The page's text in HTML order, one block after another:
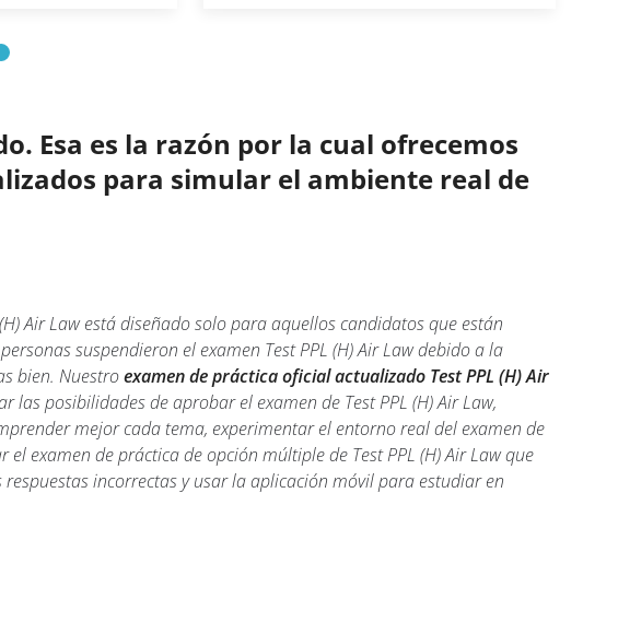
Esa es la razón por la cual ofrecemos
para simular el ambiente real de
Air Law está diseñado solo para aquellos candidatos que están
suspendieron el examen Test PPL (H) Air Law debido a la
bien. Nuestroexamen de práctica oficial actualizado Test PPL (H) Air
posibilidades de aprobar el examen de Test PPL (H) Air Law,
mejor cada tema, experimentar el entorno real del examen de
el examen de práctica de opción múltiple de Test PPL (H) Air Law que
incorrectas y usar la aplicación móvil para estudiar en